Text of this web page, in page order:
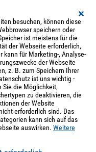
besuchen, können diese
speichern oder
ist meistens für die
der Webseite erforderlich,
kann für Marketing-, Analyse-
der Webseite
z. B. zum Speichern Ihrer
ist uns wichtig -
Sie die Möglichkeit,
zu deaktivieren, die
der Website
erforderlich sind. Das
kann sich auf das
auswirken. Weitere